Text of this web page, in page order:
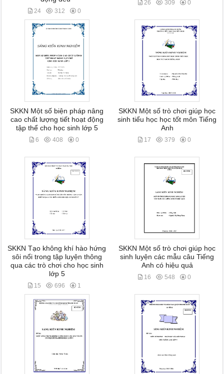
24 312 0
26 309 0
SKKN Một số biện pháp nâng
cao chất lượng tiết hoạt động
tập thể cho học sinh lớp 5
6 408 0
SKKN Một số trò chơi giúp học
sinh tiểu học học tốt môn Tiếng
Anh
17 379 0
SKKN Tạo không khí hào hứng
sôi nổi trong tập luyện thông
qua các trò chơi cho học sinh
lớp 5
15 696 1
SKKN Một số trò chơi giúp học
sinh luyện các mẫu câu Tiếng
Anh có hiệu quả
16 548 0